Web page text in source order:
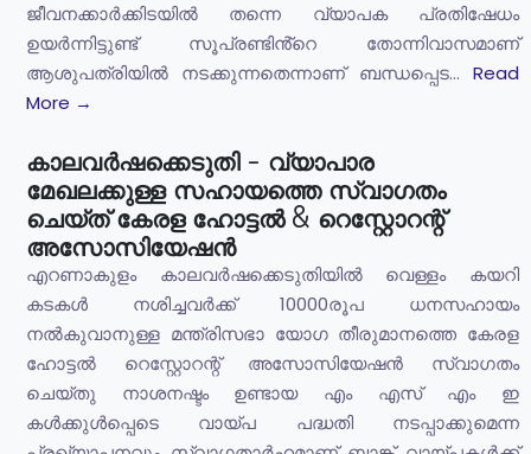
ജീവനക്കാർക്കിടയിൽ തന്നെ വ്യാപക പ്രതിഷേധം
ഉയർന്നിട്ടുണ്ട് സൂപ്രണ്ടിൻ്റെ തോന്നിവാസമാണ്
ആശുപത്രിയിൽ നടക്കുന്നതെന്നാണ് ബന്ധപ്പെട... Read
More →
കാലവർഷക്കെടുതി - വ്യാപാര
മേഖലക്കുള്ള സഹായത്തെ സ്വാഗതം
ചെയ്ത് കേരള ഹോട്ടൽ & റെസ്റ്റോറന്റ്
അസോസിയേഷൻ
എറണാകുളം കാലവർഷക്കെടുതിയിൽ വെള്ളം കയറി
കടകൾ നശിച്ചവർക്ക് 10000രൂപ ധനസഹായം
നൽകുവാനുള്ള മന്ത്രിസഭാ യോഗ തീരുമാനത്തെ കേരള
ഹോട്ടൽ റെസ്റ്റോറന്റ് അസോസിയേഷൻ സ്വാഗതം
ചെയ്തു നാശനഷ്ടം ഉണ്ടായ എം എസ് എം ഇ
കൾക്കുൾപ്പെടെ വായ്പ പദ്ധതി നടപ്പാക്കുമെന്ന